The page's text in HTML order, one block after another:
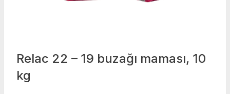
Relac 22 – 19 buzağı maması, 10
kg